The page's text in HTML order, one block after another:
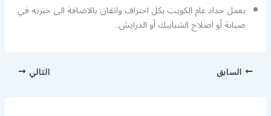
يعمل حداد عام الكويت بكل احتراف واتقان بالاضافة الى خبرته في
صيانة أو اصلاح الشبابيك أو الدرايش.
السابق التالي